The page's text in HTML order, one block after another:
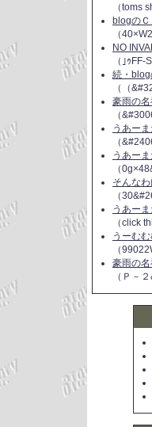
（toms
blogの
（
NO
（｣ｩFF-
続・blog
（（
豪雨の
（
うあー
（
うあー
（
そんな
（
うあー
（click
うーむ
（
豪雨の
（Ｐ－